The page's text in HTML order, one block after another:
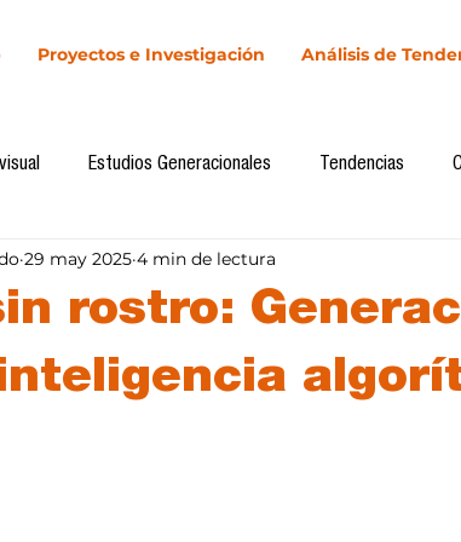
Proyectos e Investigación Análisis de
Estudios Generacionales Tendencias
Digital Comunicación y Sociedad
Investigación H&NhCL CICA/Sintaxis
rostro:
29 may 2025 4 min de lectura